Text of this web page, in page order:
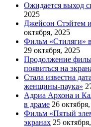
Ожидается выход
2025
Джейсон Стэйтем
октября, 2025
Фильм «Стиляги»
29 октября, 2025
Продолжение
появиться на
Стала известна
женщины-паука»
Адриа Архона и
в драме 26
Фильм «Пятый
экранах 25